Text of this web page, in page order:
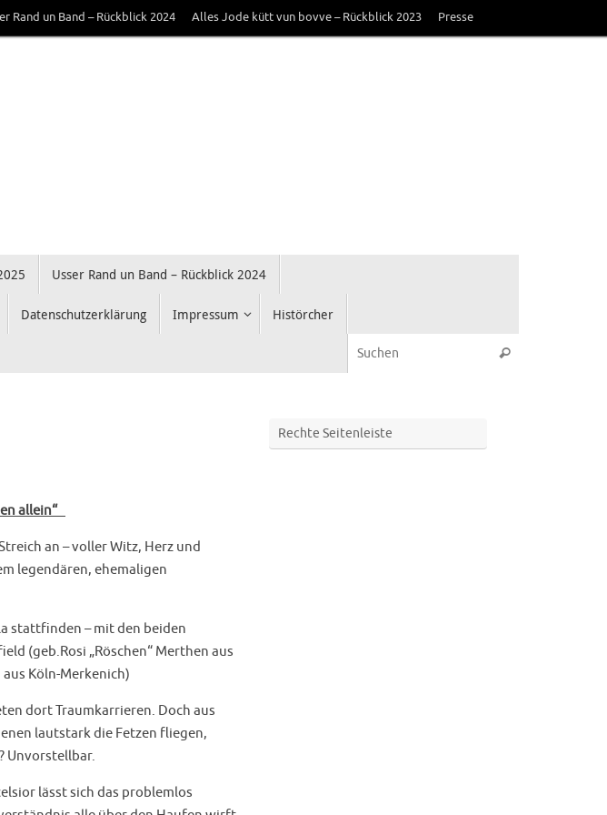
Rand un Band – Rückblick 2024 Alles Jode kütt vun bovve – Rückblick 2023 Presse
Usser Rand un Band – Rückblick 2024
Datenschutzerklärung Impressum
Histörcher
Suchen
allein“
an – voller Witz, Herz und
legendären, ehemaligen
stattfinden – mit den beiden
(geb.Rosi „Röschen“ Merthen aus
Köln-Merkenich)
dort Traumkarrieren. Doch aus
lautstark die Fetzen fliegen,
Unvorstellbar.
lässt sich das problemlos
Rechte Seitenleiste